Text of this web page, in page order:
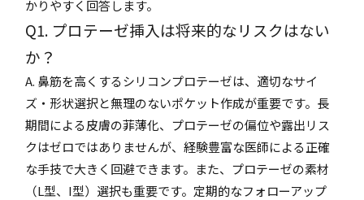
かりやすく回答します。
Q1. プロテーゼ挿入は将来的なリスクはない
か？
A. 鼻筋を高くするシリコンプロテーゼは、適切なサイ
ズ・形状選択と無理のないポケット作成が重要です。長
期間による皮膚の菲薄化、プロテーゼの偏位や露出リス
クはゼロではありませんが、経験豊富な医師による正確
な手技で大きく回避できます。また、プロテーゼの素材
（L型、I型）選択も重要です。定期的なフォローアップ